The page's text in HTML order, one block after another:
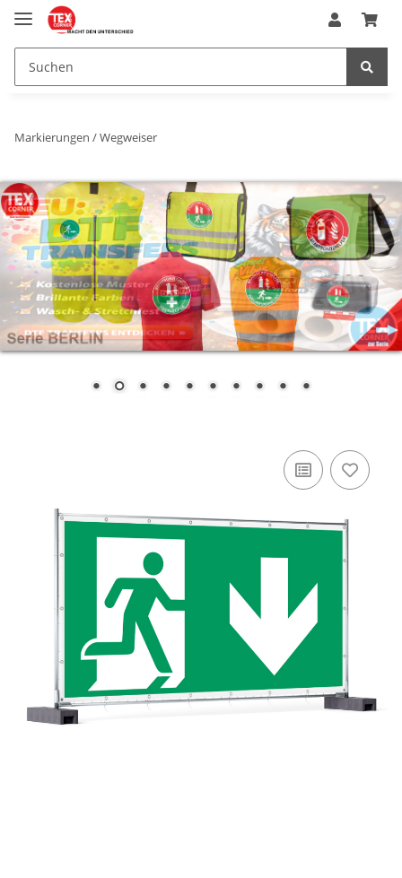
Markierungen / Wegweiser